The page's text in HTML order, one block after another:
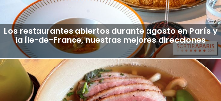
Los restaurantes abiertos durante agosto en París y
la Île-de-France, nuestras mejores direcciones